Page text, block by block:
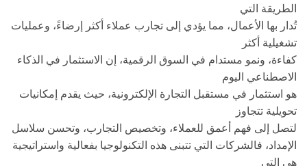
الطريقة التي
تُدار بها الأعمال، مما يؤدي إلى تجارب عملاء أكثر إرضاءً، وعمليات
تشغيلية أكثر
كفاءة، ونمو مستدام في السوق الرقمية، إن الاستثمار في الذكاء
الاصطناعي اليوم
هو استثمار في مستقبل التجارة الإلكترونية، حيث يقدم إمكانيات
تحويلية تتجاوز
لتصل إلى فهم أعمق للعملاء، وتخصيص التجارب، وتحسن سلاسل
الإمداد، فالشركات التي تتبنى هذه التكنولوجيا بفعالية واستراتيجية
هي التي